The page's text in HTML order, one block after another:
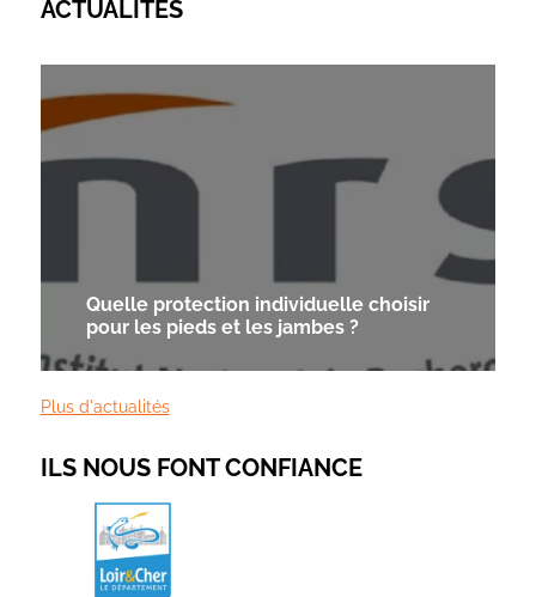
ACTUALITÉS
Quelle protection individuelle choisir
pour les pieds et les jambes ?
Plus d'actualités
ILS NOUS FONT CONFIANCE